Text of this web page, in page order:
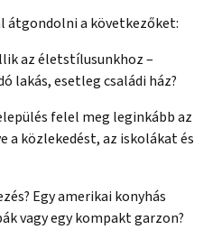
átgondolni a következőket:
az életstílusunkhoz –
lakás, esetleg családi ház?
felel meg leginkább az
a közlekedést, az iskolákat és
Egy amerikai konyhás
vagy egy kompakt garzon?